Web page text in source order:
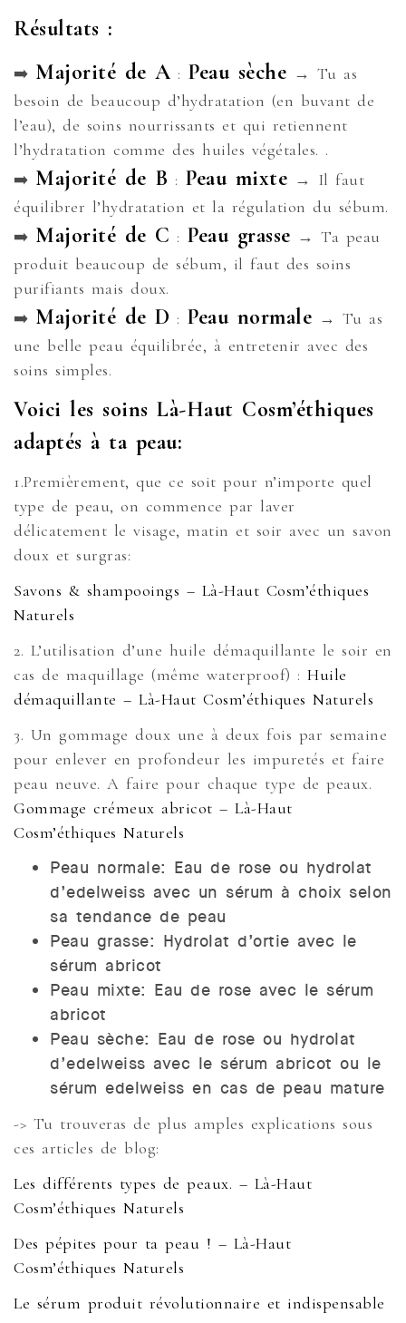
Résultats :
➡️ Majorité de A : Peau sèche → Tu as
besoin de beaucoup d’hydratation (en buvant de
l’eau), de soins nourrissants et qui retiennent
l’hydratation comme des huiles végétales. .
➡️ Majorité de B : Peau mixte → Il faut
équilibrer l’hydratation et la régulation du sébum.
➡️ Majorité de C : Peau grasse → Ta peau
produit beaucoup de sébum, il faut des soins
purifiants mais doux.
➡️ Majorité de D : Peau normale → Tu as
une belle peau équilibrée, à entretenir avec des
soins simples.
Voici les soins Là-Haut Cosm’éthiques
adaptés à ta peau:
1.Premièrement, que ce soit pour n’importe quel
type de peau, on commence par laver
délicatement le visage, matin et soir avec un savon
doux et surgras:
Savons & shampooings – Là-Haut Cosm’éthiques
Naturels
2. L’utilisation d’une huile démaquillante le soir en
cas de maquillage (même waterproof) : Huile
démaquillante – Là-Haut Cosm’éthiques Naturels
3. Un gommage doux une à deux fois par semaine
pour enlever en profondeur les impuretés et faire
peau neuve. A faire pour chaque type de peaux.
Gommage crémeux abricot – Là-Haut
Cosm’éthiques Naturels
Peau normale: Eau de rose ou hydrolat
d’edelweiss avec un sérum à choix selon
sa tendance de peau
Peau grasse: Hydrolat d’ortie avec le
sérum abricot
Peau mixte: Eau de rose avec le sérum
abricot
Peau sèche: Eau de rose ou hydrolat
d’edelweiss avec le sérum abricot ou le
sérum edelweiss en cas de peau mature
-> Tu trouveras de plus amples explications sous
ces articles de blog:
Les différents types de peaux. – Là-Haut
Cosm’éthiques Naturels
Des pépites pour ta peau ! – Là-Haut
Cosm’éthiques Naturels
Le sérum produit révolutionnaire et indispensable